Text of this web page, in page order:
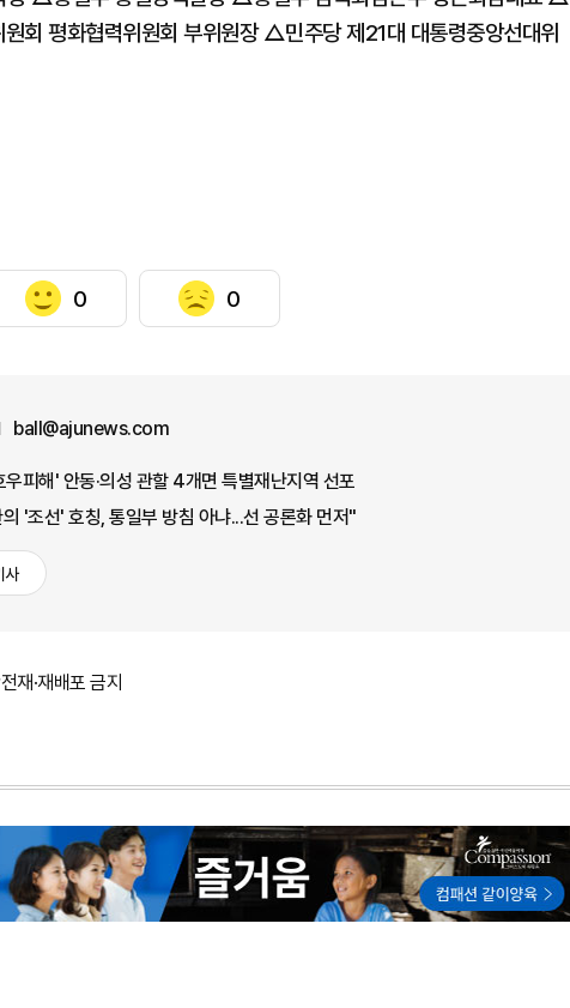
회 평화협력위원회 부위원장 △민주당 제21대 대통령중앙선대위
0 0
ball@ajunews.com
피해' 안동·의성 관할 4개면 특별재난지역 선포
'조선' 호칭, 통일부 방침 아냐...선 공론화 먼저"
사
재·재배포 금지